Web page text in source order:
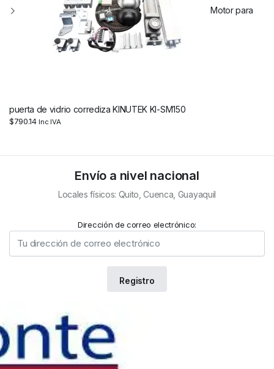
Motor para
puerta de vidrio corrediza KINUTEK KI-SM150
$790.14 Inc IVA
Envío a nivel nacional
Locales físicos: Quito, Cuenca, Guayaquil
Dirección de correo electrónico: